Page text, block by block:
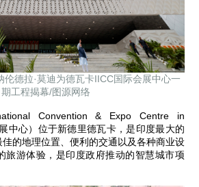
德拉·莫迪为德瓦卡IICC国际会展中心一
期工程揭幕/图源网络
Convention & Expo Centre in
中心）位于新德里德瓦卡，是印度最大的
的地理位置、便利的交通以及各种商业设
旅游体验，是印度政府推动的智慧城市项